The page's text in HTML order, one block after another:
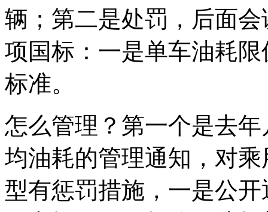
辆；第二是处罚，后面
项国标：一是单车油耗
标准。
怎么管理？第一个是去
均油耗的管理通知，对
型有惩罚措施，一是公